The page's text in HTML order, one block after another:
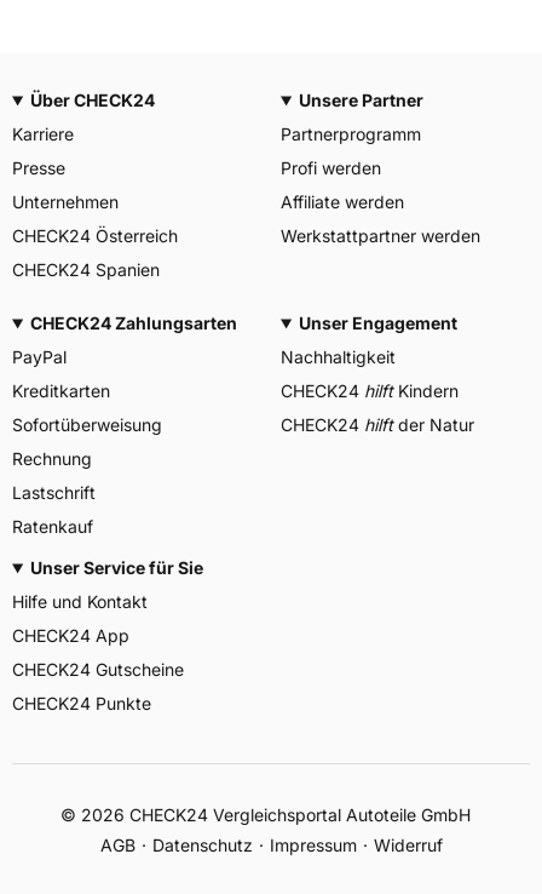
Über CHECK24
Karriere
Presse
Unternehmen
CHECK24 Österreich
CHECK24 Spanien
Unsere Partner
Partnerprogramm
Profi werden
Affiliate werden
Werkstattpartner werden
CHECK24 Zahlungsarten
PayPal
Kreditkarten
Sofortüberweisung
Rechnung
Lastschrift
Ratenkauf
Unser Engagement
Nachhaltigkeit
CHECK24 hilftKindern
CHECK24 hilftder Natur
Unser Service für Sie
Hilfe und Kontakt
CHECK24 App
CHECK24 Gutscheine
CHECK24 Punkte
© 2026 CHECK24 Vergleichsportal Autoteile GmbH
AGB
Datenschutz Impressum Widerruf